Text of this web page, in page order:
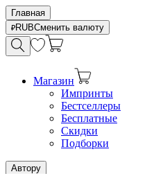
Главная
RUBСменить валюту
Магазин
Импринты
Бестселлеры
Бесплатные
Скидки
Подборки
Автору